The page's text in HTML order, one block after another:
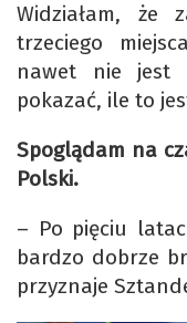
Widziałam, że
trzeciego
nawet nie jest
pokazać, ile to
Spoglądam na
Polski.
– Po pięciu
bardzo dobrze
przyznaje